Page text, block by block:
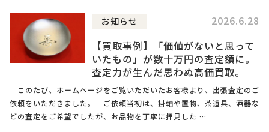
お知らせ
2026.6.28
【買取事例】「価値がないと思って
いたもの」が数十万円の査定額に。
査定力が生んだ思わぬ高価買取。
このたび、ホームページをご覧いただいたお客様より、出張査定のご
依頼をいただきました。 ご依頼当初は、掛軸や置物、茶道具、酒器な
どの査定をご希望でしたが、お品物を丁寧に拝見した …